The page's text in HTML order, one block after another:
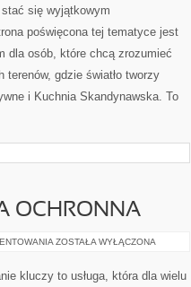
się wyjątkowym
poświęcona tej tematyce jest
dla osób, które chcą zrozumieć
terenów, gdzie światło tworzy
i Kuchnia Skandynawska. To
OCHRONNA
IMMOBILIZERY
OCHRONNA
ZOSTAŁA WYŁĄCZONA
kluczy to usługa, która dla wielu